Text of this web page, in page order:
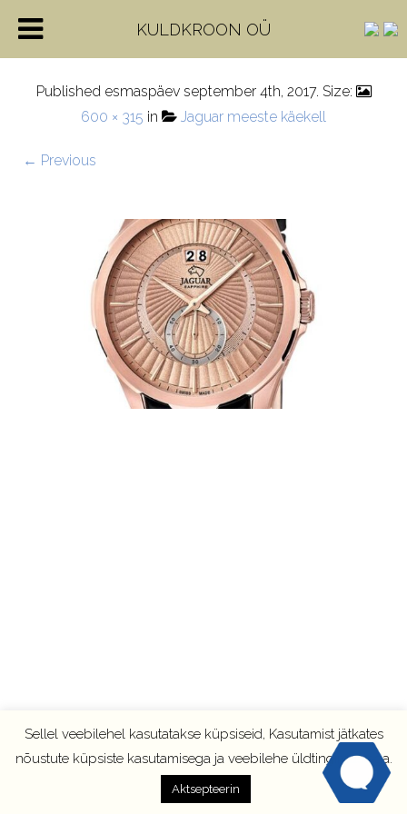
j683-1-1
Published esmaspäev september 4th, 2017. Size:
600 × 315 in Jaguar meeste käekell
← Previous
Sellel veebilehel kasutatakse küpsiseid, Kasutamist jätkates
nõustute küpsiste kasutamisega ja veebilehe üldtingimustega.
Aktsepteerin
KULDKROON OÜ